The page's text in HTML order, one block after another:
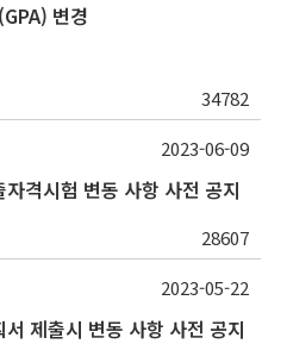
변경
34782
격시험 변동 사항 사전 공지
28607
2023-06-09
제출시 변동 사항 사전 공지
2023-05-22